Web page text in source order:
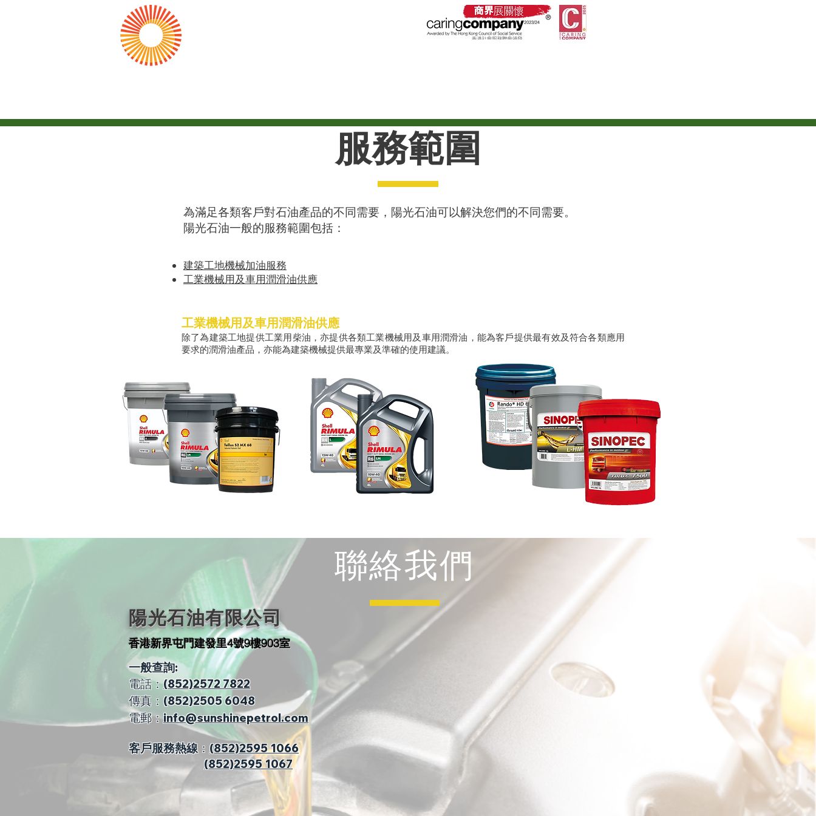
​服務範圍
為滿足各類客戶對石油產品的不同需要，陽光石油可以解決您們的不同需要。
陽光石油一般的服務範圍包括：
建築工地機械加油服務
工業機械用及車用潤滑油供應
工業機械用及車用潤滑油供應
除了為建築工地提供工業用柴油，亦提供各類工業機械用及車用潤滑油， 能為客戶提供最有效及符合各類應用
要求的潤滑油產品，亦能為建築機械提供最專業及準確的使用建議。
​聯絡我們
陽光石油有限公司
​香港新界屯門建發里4號9樓903室
一般查詢:
電話：(852)2572 7822
傳真：(852)2505 6048
電郵：info@sunshinepetrol.com
客戶服務熱線： (852)2595 1066
(852)2595 1067